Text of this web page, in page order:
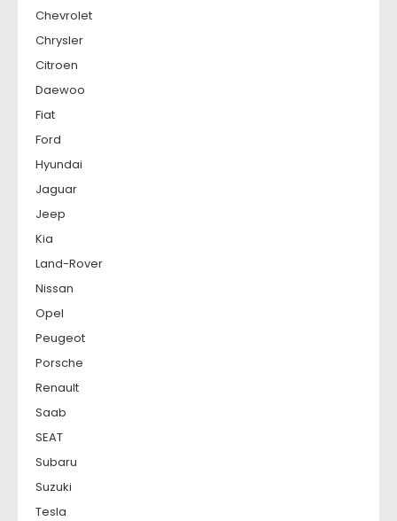
Chevrolet
Chrysler
Citroen
Daewoo
Fiat
Ford
Hyundai
Jaguar
Jeep
Kia
Land-Rover
Nissan
Opel
Peugeot
Porsche
Renault
Saab
SEAT
Subaru
Suzuki
Tesla